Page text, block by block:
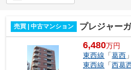
売買 | 中古マンション プレジャー
6,480万円
東西線 「葛西
東西線 「西葛